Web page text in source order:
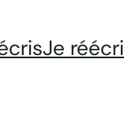
Je